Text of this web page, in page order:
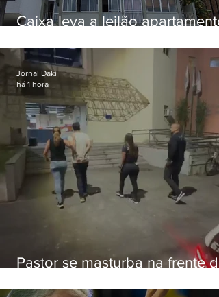
Caixa leva a leilão apartamento
Botafogo
Pastor se masturba na frente de
Jornal Daki
há 1 hora